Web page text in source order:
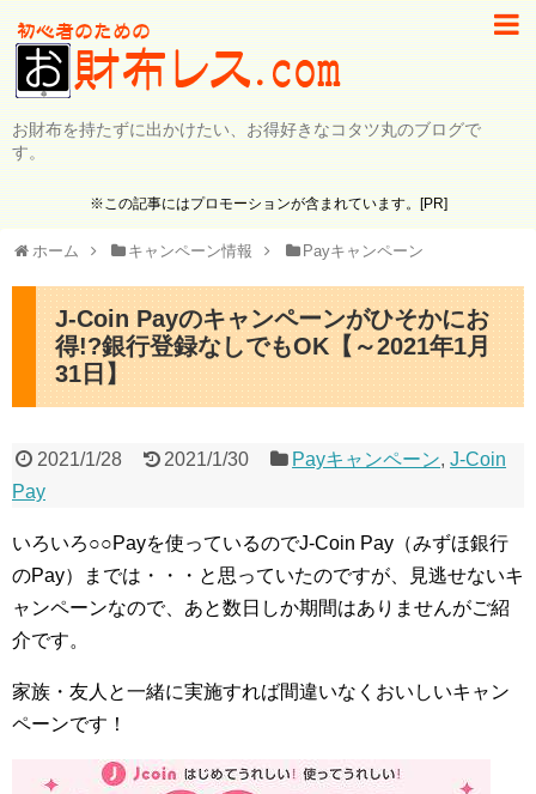
お財布を持たずに出かけたい、お得好きなコタツ丸のブログで
す。
※この記事にはプロモーションが含まれています。[PR]
ホーム キャンペーン情報 Payキャンペーン
J-Coin Payのキャンペーンがひそかにお
得!?銀行登録なしでもOK【～2021年1月
31日】
2021/1/28 2021/1/30 Payキャンペーン,J-Coin
Pay
いろいろ○○Payを使っているのでJ-Coin Pay（みずほ銀行
のPay）までは・・・と思っていたのですが、見逃せないキ
ャンペーンなので、あと数日しか期間はありませんがご紹
介です。
家族・友人と一緒に実施すれば間違いなくおいしいキャン
ペーンです！